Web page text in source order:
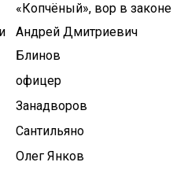
«Копчёный», вор в законе
Андрей Дмитриевич
Блинов
офицер
Занадворов
Сантильяно
Олег Янков